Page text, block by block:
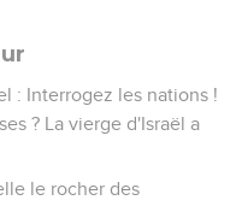
: Interrogez les nations !
? La vierge d'Israël a
le rocher des